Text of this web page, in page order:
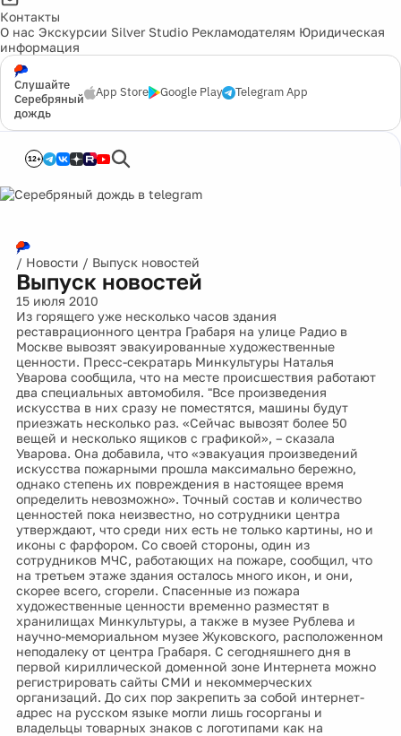
Контакты
О нас Экскурсии Silver Studio Рекламодателям Юридическая
информация
Слушайте
Серебряный
дождь
App Store Google Play Telegram App
12+
/ Новости / Выпуск новостей
Выпуск новостей
15 июля 2010
Из горящего уже несколько часов здания
реставрационного центра Грабаря на улице Радио в
Москве вывозят эвакуированные художественные
ценности. Пресс-секратарь Минкультуры Наталья
Уварова сообщила, что на месте происшествия работают
два специальных автомобиля. "Все произведения
искусства в них сразу не поместятся, машины будут
приезжать несколько раз. «Сейчас вывозят более 50
вещей и несколько ящиков с графикой», – сказала
Уварова. Она добавила, что «эвакуация произведений
искусства пожарными прошла максимально бережно,
однако степень их повреждения в настоящее время
определить невозможно». Точный состав и количество
ценностей пока неизвестно, но сотрудники центра
утверждают, что среди них есть не только картины, но и
иконы с фарфором. Со своей стороны, один из
сотрудников МЧС, работающих на пожаре, сообщил, что
на третьем этаже здания осталось много икон, и они,
скорее всего, сгорели. Спасенные из пожара
художественные ценности временно разместят в
хранилищах Минкультуры, а также в музее Рублева и
научно-мемориальном музее Жуковского, расположенном
неподалеку от центра Грабаря. С сегодняшнего дня в
первой кириллической доменной зоне Интернета можно
регистрировать сайты СМИ и некоммерческих
организаций. До сих пор закрепить за собой интернет-
адрес на русском языке могли лишь госорганы и
владельцы товарных знаков с логотипами как на